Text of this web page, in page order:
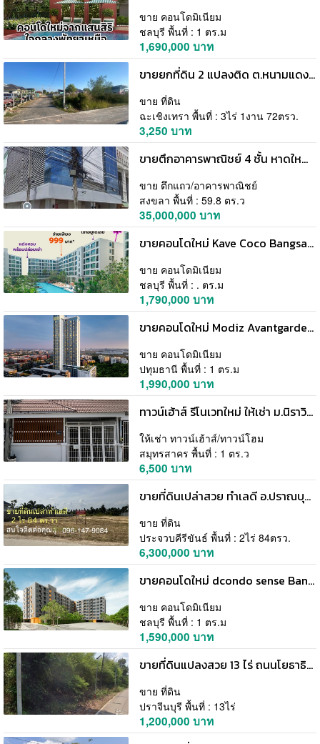
ขาย คอนโดมิเนียม
ชลบุรี พื้นที่ : 1 ตร.ม
1,690,000 บาท
ขายยกที่ดิน 2 แปลงติด ต.หนามแดง อ.เมือง จ.ฉะเชิงเทรา เนื้อที่รวม 3-1-72.2 ไร่ โทร 096-0124534
ขาย ที่ดิน
ฉะเชิงเทรา พื้นที่ : 3ไร่ 1งาน 72ตรว.
3,250 บาท
ขายตึกอาคารพาณิชย์ 4 ชั้น หาดใหญ่ สงขลา ทำเลดี ใจกลางเมือง น้ำไม่เคยท่วม โทร 081-6985117
ขาย ตึกแถว/อาคารพาณิชย์
สงขลา พื้นที่ : 59.8 ตร.ว
35,000,000 บาท
ขายคอนโดใหม่ Kave Coco Bangsaen ติด ม.บูรพา ฟีลรีสอร์ท ใกล้ทะเลบางแสนเพียง 5 นาที โทร 0931681685
ขาย คอนโดมิเนียม
ชลบุรี พื้นที่ : . ตร.ม
1,790,000 บาท
ขายคอนโดใหม่ Modiz Avantgarde ใกล้ ม.ธรรมศาสตร์ รังสิต ดีไซน์ระดับ Hi-End โทร 061-6161426
ขาย คอนโดมิเนียม
ปทุมธานี พื้นที่ : 1 ตร.ม
1,990,000 บาท
ทาวน์เฮ้าส์ รีโนเวทใหม่ ให้เช่า ม.นิราวิลล์ ฝั่งตรงข้าม สวนอุตสาหกรรม จงสถิตย์ ใกล้ซอย บางบอน 5 โทร 0935109099
ให้เช่า ทาวน์เฮ้าส์/ทาวน์โฮม
สมุทรสาคร พื้นที่ : 1 ตร.ว
6,500 บาท
ขายที่ดินเปล่าสวย ทําเลดี อ.ปราณบุรี ใกล้ทะเล หัวหิน 2 ไร่ 84 ตร.ว. โทร 096-1479084
ขาย ที่ดิน
ประจวบคีรีขันธ์ พื้นที่ : 2ไร่ 84ตรว.
6,300,000 บาท
ขายคอนโดใหม่ dcondo sense Bangsaen พร้อมเข้าอยู่ ใกล้ ม.บูรพา ราคาดีสุดในย่าน โทร 093-1681685
ขาย คอนโดมิเนียม
ชลบุรี พื้นที่ : 1 ตร.ม
1,590,000 บาท
ขายที่ดินแปลงสวย 13 ไร่ ถนนโยธาธิการ กบินทร์บุรี ปราจีนบุรี โทร 085-7412733
ขาย ที่ดิน
ปราจีนบุรี พื้นที่ : 13ไร่
1,200,000 บาท